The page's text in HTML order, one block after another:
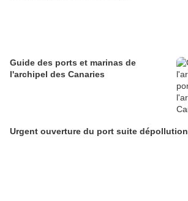
Guide des ports et marinas de
l'archipel des Canaries
Urgent ouverture du port suite dépollution